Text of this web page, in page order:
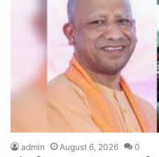
admin August 6, 2026 0